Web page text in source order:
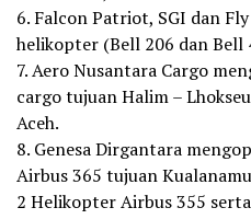
6. Falcon Patriot, SGI dan
helikopter (Bell 206 dan Bell
7. Aero Nusantara Cargo
cargo tujuan Halim –
Aceh.
8. Genesa Dirgantara
Airbus 365 tujuan
2 Helikopter Airbus 355